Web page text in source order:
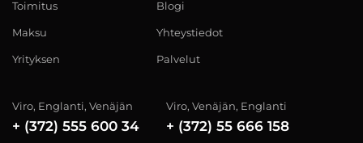
Toimitus
Maksu
Yrityksen
Blogi
Yhteystiedot
Palvelut
Viro, Englanti, Venäjän
+ (372) 555 600 34
Viro, Venäjän, Englanti
+ (372) 55 666 158